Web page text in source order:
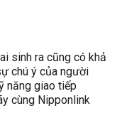
sinh ra cũng có khả
chú ý của người
năng giao tiếp
cùng Nipponlink